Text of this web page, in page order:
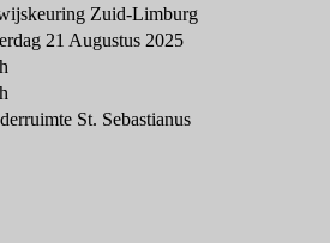
Zuid-Limburg
21 Augustus 2025
St. Sebastianus